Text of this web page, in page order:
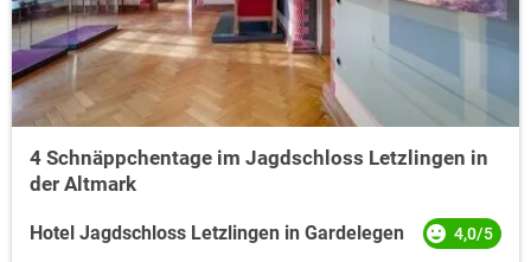
4 Schnäppchentage im Jagdschloss Letzlingen in
der Altmark
Hotel Jagdschloss Letzlingen in Gardelegen 4,0/5